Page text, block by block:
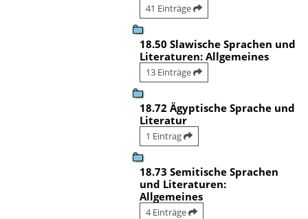
41 Einträge
18.50 Slawische Sprachen und
Literaturen: Allgemeines
13 Einträge
18.72 Ägyptische Sprache und
Literatur
1 Eintrag
18.73 Semitische Sprachen
und Literaturen:
Allgemeines
4 Einträge